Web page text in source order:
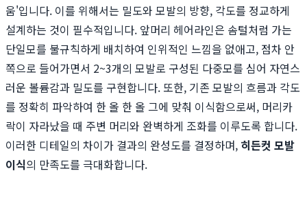
움'입니다. 이를 위해서는 밀도와 모발의 방향, 각도를 정교하게
설계하는 것이 필수적입니다. 앞머리 헤어라인은 솜털처럼 가는
단일모를 불규칙하게 배치하여 인위적인 느낌을 없애고, 점차 안
쪽으로 들어가면서 2~3개의 모발로 구성된 다중모를 심어 자연스
러운 볼륨감과 밀도를 구현합니다. 또한, 기존 모발의 흐름과 각도
를 정확히 파악하여 한 올 한 올 그에 맞춰 이식함으로써, 머리카
락이 자라났을 때 주변 머리와 완벽하게 조화를 이루도록 합니다.
이러한 디테일의 차이가 결과의 완성도를 결정하며, 히든컷 모발
이식의 만족도를 극대화합니다.